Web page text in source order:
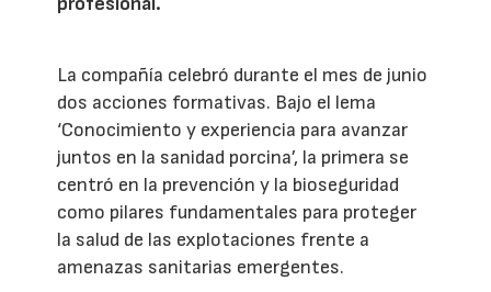
La compañía celebró durante el mes de junio
dos acciones formativas. Bajo el lema
‘Conocimiento y experiencia para avanzar
juntos en la sanidad porcina’, la primera se
centró en la prevención y la bioseguridad
como pilares fundamentales para proteger
la salud de las explotaciones frente a
amenazas sanitarias emergentes.